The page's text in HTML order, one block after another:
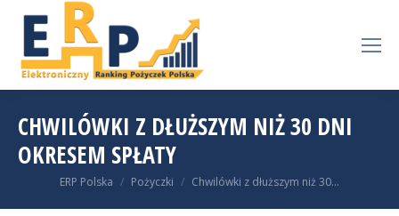
CHWILÓWKI Z DŁUŻSZYM NIŻ 30 DNI
OKRESEM SPŁATY
You are here:
ERP Polska Pożyczki Chwilówki z dłuższym niż 30…